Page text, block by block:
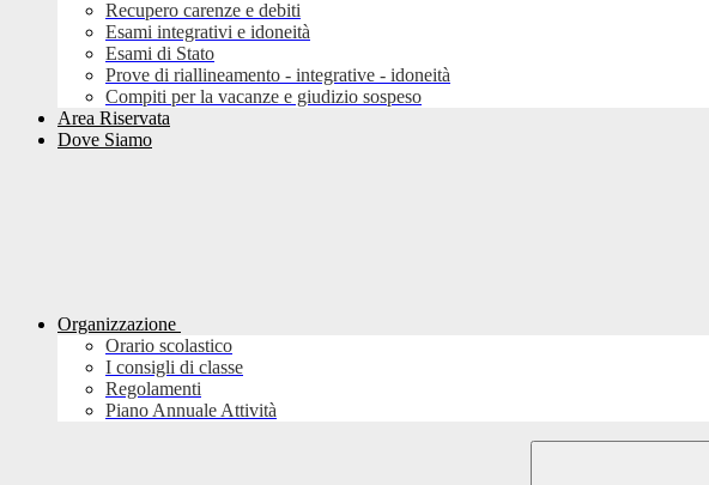
Recupero carenze e debiti
Esami integrativi e idoneità
Esami di Stato
Prove di riallineamento - integrative - idoneità
Compiti per la vacanze e giudizio sospeso
Area Riservata
Dove Siamo
Organizzazione
Orario scolastico
I consigli di classe
Regolamenti
Piano Annuale Attività